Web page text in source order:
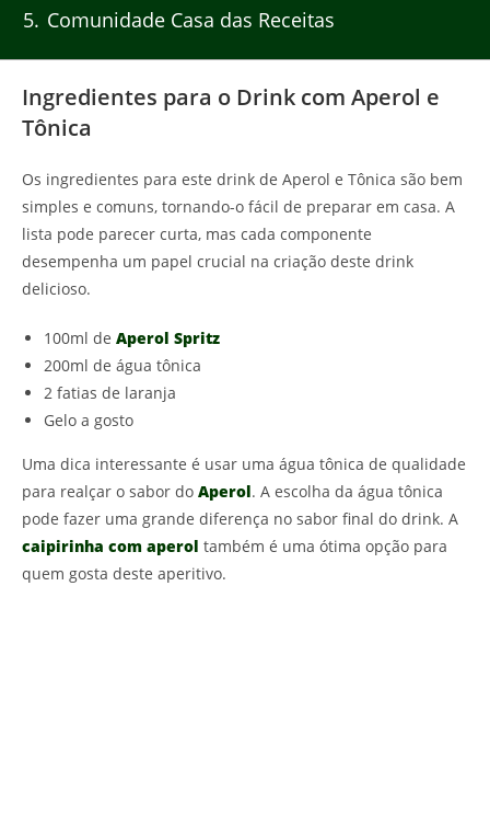
5 Comunidade Casa das Receitas
Ingredientes para o Drink com Aperol e
Tônica
Os ingredientes para este drink de Aperol e Tônica são bem
simples e comuns, tornando-o fácil de preparar em casa. A
lista pode parecer curta, mas cada componente
desempenha um papel crucial na criação deste drink
delicioso.
100ml de Aperol Spritz
200ml de água tônica
2 fatias de laranja
Gelo a gosto
Uma dica interessante é usar uma água tônica de qualidade
para realçar o sabor do Aperol. A escolha da água tônica
pode fazer uma grande diferença no sabor final do drink. A
caipirinha com aperol também é uma ótima opção para
quem gosta deste aperitivo.